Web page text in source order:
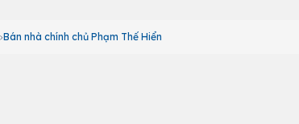
Bán nhà chính chủ Phạm Thế Hiển